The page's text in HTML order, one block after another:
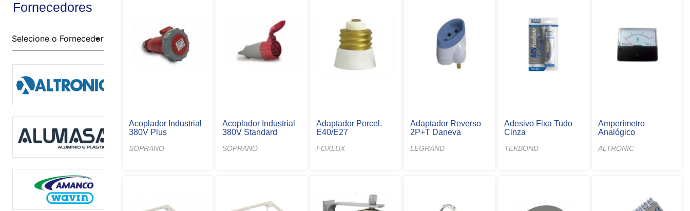
Fornecedores
Acoplador Industrial
380V Plus
SOPRANO
Acoplador Industrial
380V Standard
SOPRANO
Adaptador Porcel.
E40/E27
FOXLUX
Adaptador Reverso
2P+T Daneva
LEGRAND
Adesivo Fixa Tudo
Cinza
TEKBOND
Amperímetro
Analógico
ALTRONIC